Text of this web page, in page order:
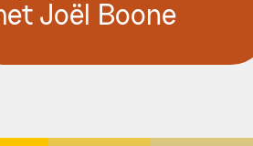
Joël Boone